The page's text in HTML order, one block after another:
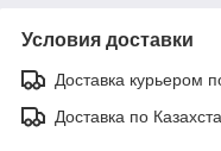
Условия доставки
Доставка курьером
Доставка по